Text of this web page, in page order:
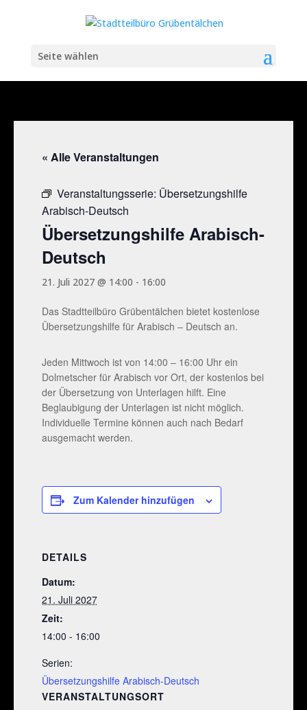
Seite wählen
« Alle Veranstaltungen
Veranstaltungsserie: Übersetzungshilfe
Arabisch-Deutsch
Übersetzungshilfe Arabisch-
Deutsch
21. Juli 2027 @ 14:00 - 16:00
Das Stadtteilbüro Grübentälchen bietet kostenlose
Übersetzungshilfe für Arabisch – Deutsch an.
Jeden Mittwoch ist von 14:00 – 16:00 Uhr ein
Dolmetscher für Arabisch vor Ort, der kostenlos bei
der Übersetzung von Unterlagen hilft. Eine
Beglaubigung der Unterlagen ist nicht möglich.
Individuelle Termine können auch nach Bedarf
ausgemacht werden.
Zum Kalender hinzufügen
DETAILS
Datum:
21. Juli 2027
Zeit:
14:00 - 16:00
Serien:
Übersetzungshilfe Arabisch-Deutsch
VERANSTALTUNGSORT